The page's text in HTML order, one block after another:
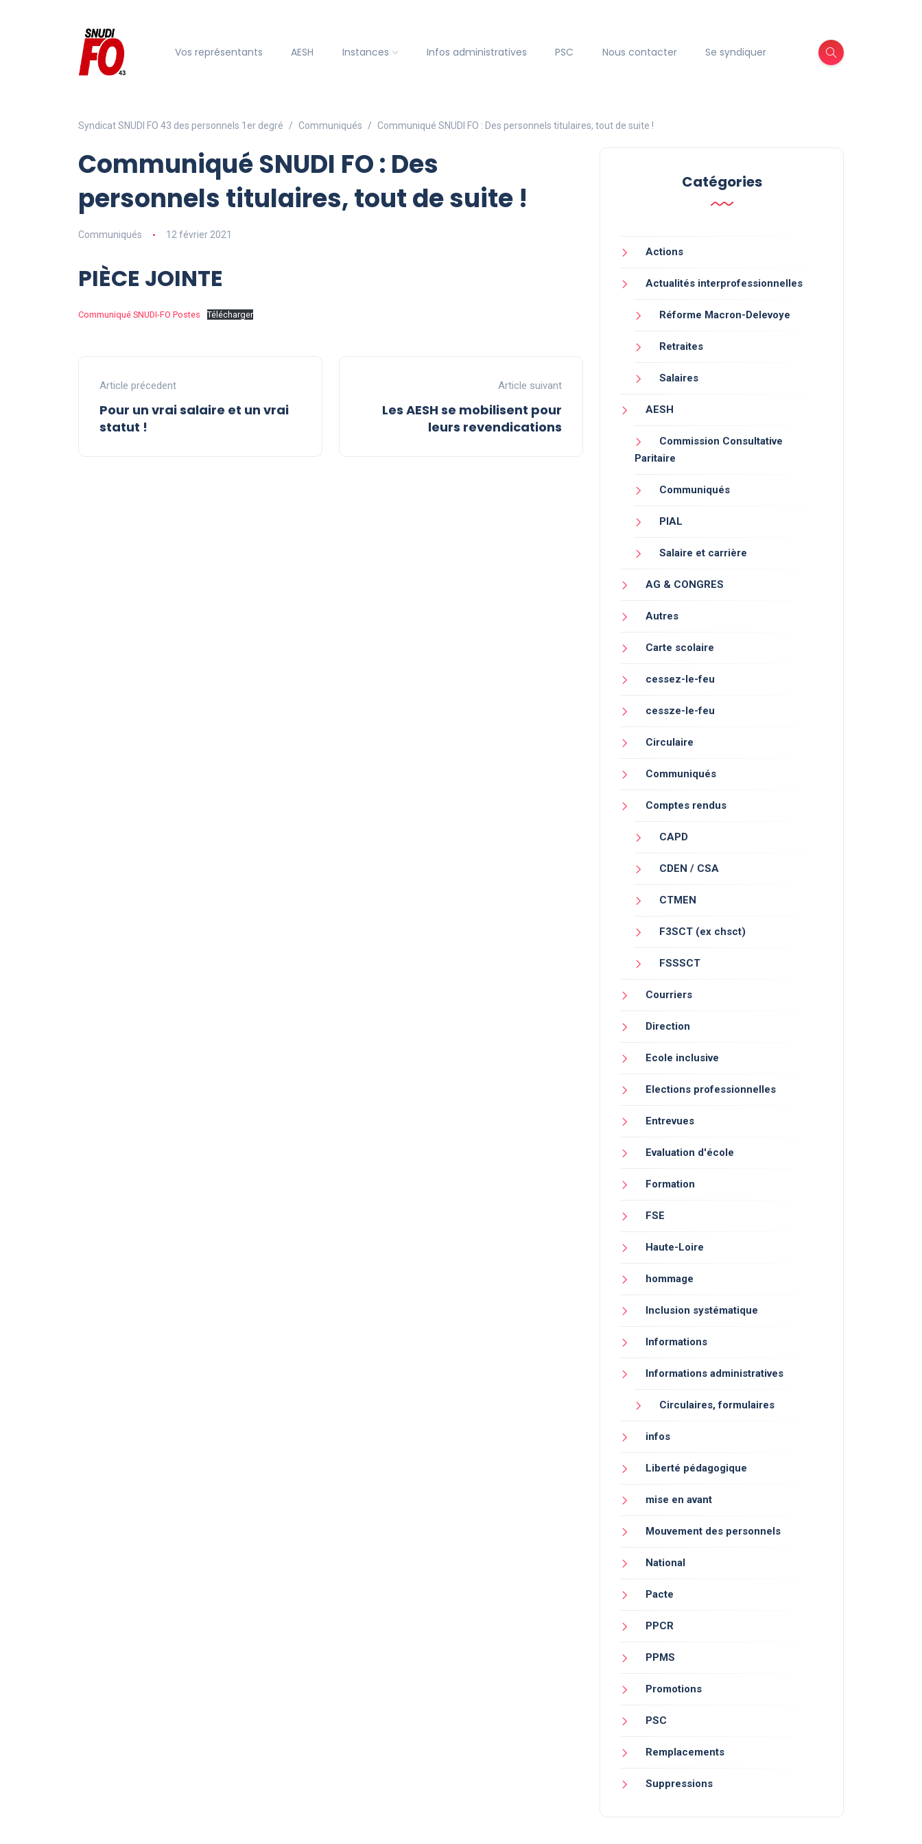
Vos représentants AESH Instances Infos administratives PSC Nous contacter Se syndiquer
Syndicat SNUDI FO 43 des personnels 1er degré Communiqués Communiqué SNUDI FO : Des personnels titulaires, tout de suite !
Communiqué SNUDI FO : Des
personnels titulaires, tout de suite !
Communiqués 12 février 2021
PIÈCE JOINTE
Communiqué SNUDI-FO Postes Télécharger
Article précedent
Pour un vrai salaire et un vrai
statut !
Article suivant
Les AESH se mobi­lisent pour
leurs revendications
Catégories
Actions
Actualités interprofessionnelles
Réforme Macron-Delevoye
Retraites
Salaires
AESH
Commission Consultative
Paritaire
Communiqués
PIAL
Salaire et carrière
AG & CONGRES
Autres
Carte scolaire
cessez-le-feu
cessze-le-feu
Circulaire
Communiqués
Comptes rendus
CAPD
CDEN / CSA
CTMEN
F3SCT (ex chsct)
FSSSCT
Courriers
Direction
Ecole inclusive
Elections professionnelles
Entrevues
Evaluation d'école
Formation
FSE
Haute-Loire
hommage
Inclusion systématique
Informations
Informations administratives
Circulaires, formulaires
infos
Liberté pédagogique
mise en avant
Mouvement des personnels
National
Pacte
PPCR
PPMS
Promotions
PSC
Remplacements
Suppressions